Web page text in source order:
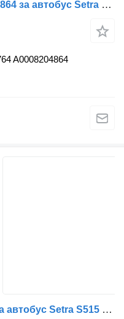
Ламбичка EB8204764 EB8204864 за автобус Setra S400 UL, GTHD
A0008204864
Фар Head lamp LED XENON за автобус Setra S515 HDH S 516 HDH S 517 HDH S 531